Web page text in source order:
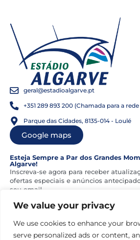
We value your privacy
We use cookies to enhance your
serve personalized ads or content,
geral@estadioalgarve.pt
+351 289 893 200 (Chamada para a
Parque das Cidades, 8135-014 - Loulé
Google maps
Esteja Sempre a Par dos Grandes
Algarve!
Inscreva-se agora para receber
ofertas especiais e anúncios
seu email.
Sobre nós